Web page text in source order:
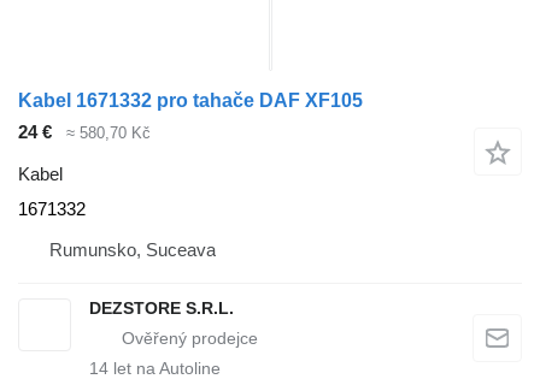
Kabel 1671332 pro tahače DAF XF105
24 €
≈ 580,70 Kč
Kabel
1671332
Rumunsko, Suceava
DEZSTORE S.R.L.
14 let na Autoline